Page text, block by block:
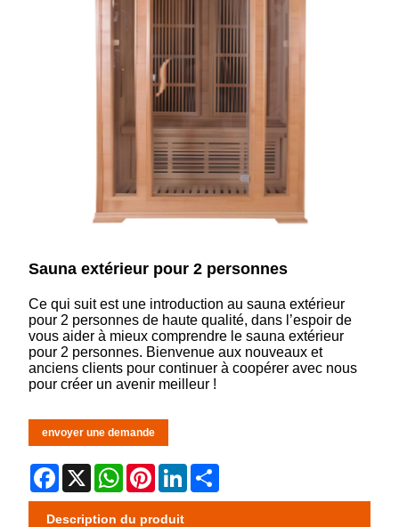
Sauna extérieur pour 2 personnes
Ce qui suit est une introduction au sauna extérieur
pour 2 personnes de haute qualité, dans l’espoir de
vous aider à mieux comprendre le sauna extérieur
pour 2 personnes. Bienvenue aux nouveaux et
anciens clients pour continuer à coopérer avec nous
pour créer un avenir meilleur !
envoyer une demande
Facebook
X WhatsApp
PinterestLinkedIn
Description du produit